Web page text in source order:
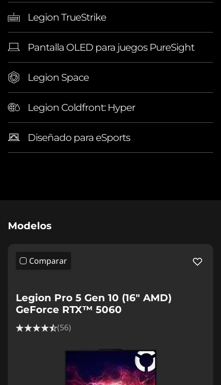
Legion TrueStrike
Pantalla OLED para juegos PureSight
Legion Space
Legion Coldfront: Hyper
Diseñado para eSports
Modelos
Comparar
Legion Pro 5 Gen 10 (16" AMD)
GeForce RTX™ 5060
(56)